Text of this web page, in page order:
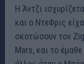
Η Άντζι
και ο ΝτεΦρις
σκοτώσουν τον
Mars, και το